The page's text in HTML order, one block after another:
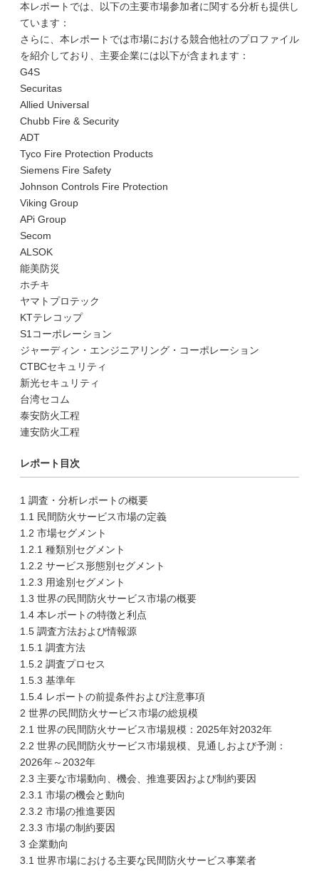
本レポートでは、以下の主要市場参加者に関する分析も提供し
ています：
さらに、本レポートでは市場における競合他社のプロファイル
を紹介しており、主要企業には以下が含まれます：
G4S
Securitas
Allied Universal
Chubb Fire & Security
ADT
Tyco Fire Protection Products
Siemens Fire Safety
Johnson Controls Fire Protection
Viking Group
APi Group
Secom
ALSOK
能美防災
ホチキ
ヤマトプロテック
KTテレコップ
S1コーポレーション
ジャーディン・エンジニアリング・コーポレーション
CTBCセキュリティ
新光セキュリティ
台湾セコム
泰安防火工程
連安防火工程
レポート目次
1 調査・分析レポートの概要
1.1 民間防火サービス市場の定義
1.2 市場セグメント
1.2.1 種類別セグメント
1.2.2 サービス形態別セグメント
1.2.3 用途別セグメント
1.3 世界の民間防火サービス市場の概要
1.4 本レポートの特徴と利点
1.5 調査方法および情報源
1.5.1 調査方法
1.5.2 調査プロセス
1.5.3 基準年
1.5.4 レポートの前提条件および注意事項
2 世界の民間防火サービス市場の総規模
2.1 世界の民間防火サービス市場規模：2025年対2032年
2.2 世界の民間防火サービス市場規模、見通しおよび予測：
2026年～2032年
2.3 主要な市場動向、機会、推進要因および制約要因
2.3.1 市場の機会と動向
2.3.2 市場の推進要因
2.3.3 市場の制約要因
3 企業動向
3.1 世界市場における主要な民間防火サービス事業者